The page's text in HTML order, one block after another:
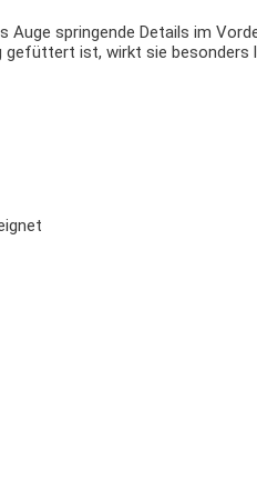
Auge springende Details im
gefüttert ist, wirkt sie besonders